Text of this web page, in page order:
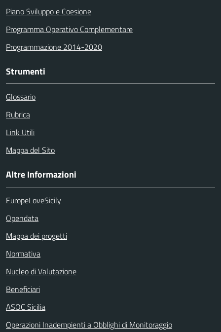
Piano Sviluppo e Coesione
Programma Operativo Complementare
Programmazione 2014-2020
Strumenti
Glossario
Rubrica
Link Utili
Mappa del Sito
Altre Informazioni
EuropeLoveSicily
Opendata
Mappa dei progetti
Normativa
Nucleo di Valutazione
Beneficiari
ASOC Sicilia
Operazioni Inadempienti a Obblighi di Monitoraggio